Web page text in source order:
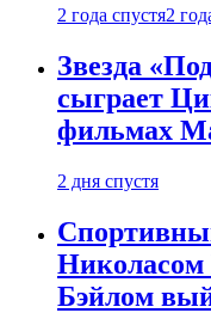
2 года спустя2
Звезда
сыграет
фильмах
2 дня спустя
Бэйлом